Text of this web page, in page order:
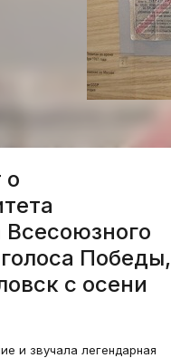
о
Победы,
с осени
и звучала легендарная